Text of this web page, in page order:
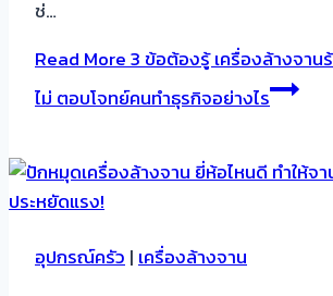
ช่…
Read More3 ข้อต้องรู้ เครื่องล้างจาน
ไม่ ตอบโจทย์คนทำธุรกิจอย่างไร
อุปกรณ์ครัว|เครื่องล้างจาน